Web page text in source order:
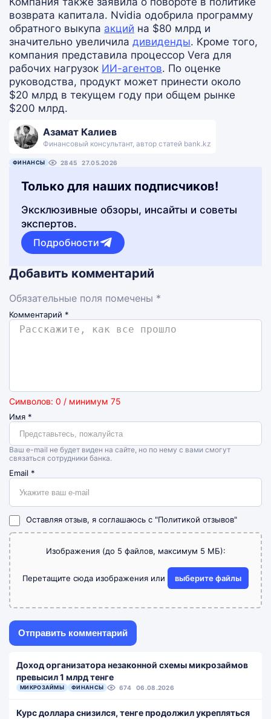
возврата капитала. Nvidia одобрила программу
обратного выкупа акций на $80 млрд и
значительно увеличила дивиденды. Кроме того,
компания представила процессор Vera для
рабочих нагрузок ИИ-агентов. По оценке
руководства, продукт может принести около
$20 млрд в текущем году при общем рынке
$200 млрд.
Азамат Калиев
Финансовый консультант, автор статей bank.kz
ФИНАНСЫ 2845 27.05.2026
Только для наших подписчиков!
Эксклюзивные обзоры, инсайты и советы
экспертов.
Подробности
Добавить комментарий
Обязательные поля помечены *
Комментарий *
Символов: 0 / минимум 75
Имя *
Ваш e-mail не будет виден на сайте, но по нему с вами смогут
связаться сотрудники банка.
Email *
Оставляя отзыв, я соглашаюсь с "Политикой отзывов"
Изображения (до 5 файлов, максимум 5 МБ):
Перетащите сюда изображения или выберите файлы
Доход организатора незаконной схемы микрозаймов
превысил 1 млрд тенге
МИКРОЗАЙМЫ ФИНАНСЫ 674 06.08.2026
Курс доллара снизился, тенге продолжил укрепляться